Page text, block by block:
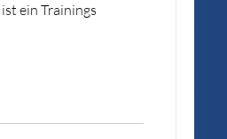
ein Trainings